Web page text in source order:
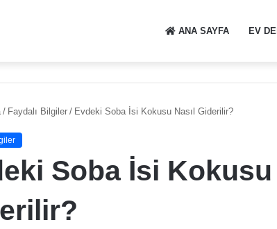
ANA SAYFA EV
/ Faydalı Bilgiler / Evdeki Soba İsi Kokusu Nasıl Giderilir?
Soba İsi Kokusu